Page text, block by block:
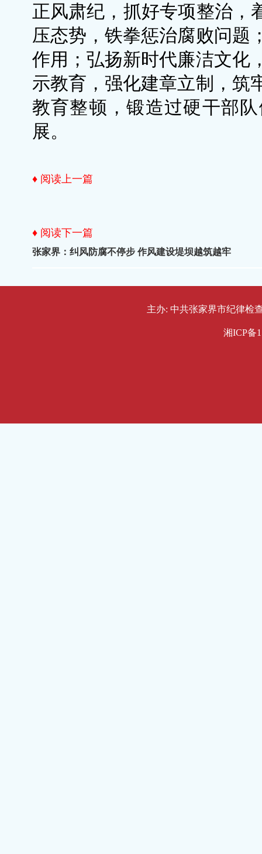
正风肃纪，抓好专项整治，
压态势，铁拳惩治腐败问题
作用；弘扬新时代廉洁文化
示教育，强化建章立制，筑
教育整顿，锻造过硬干部
展。
♦ 阅读上一篇
♦ 阅读下一篇
张家界：纠风防腐不停步 作风建设堤坝越筑越牢
主办: 中共张家界市纪律检
湘ICP备